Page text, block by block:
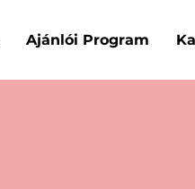
Ajánlói Program